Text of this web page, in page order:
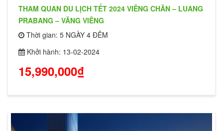
THAM QUAN DU LỊCH TẾT 2024 VIÊNG CHĂN – LUANG
PRABANG – VĂNG VIÊNG
Thời gian: 5 NGÀY 4 ĐÊM
Khởi hành: 13-02-2024
15,990,000₫